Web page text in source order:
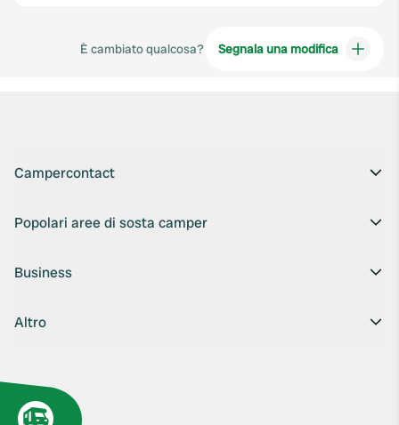
È cambiato qualcosa? Segnala una modifica
Campercontact
Popolari aree di sosta camper
Business
Altro